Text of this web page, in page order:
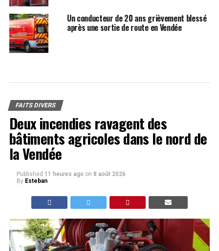
Un conducteur de 20 ans grièvement blessé
après une sortie de route en Vendée
FAITS DIVERS
Deux incendies ravagent des
bâtiments agricoles dans le nord de
la Vendée
Published 11 heures ago on 8 août 2026
By Esteban